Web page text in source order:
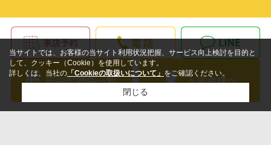
当サイトでは、お客様の当サイト利用状況把握、サービス向上検討を目的と
して、クッキー（Cookie）を使用しています。
詳しくは、当社の 「Cookieの取扱いについて」 をご確認ください。
閉じる